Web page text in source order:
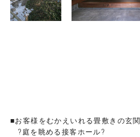
■お客様をむかえいれる畳敷きの玄関
?庭を眺める接客ホール?